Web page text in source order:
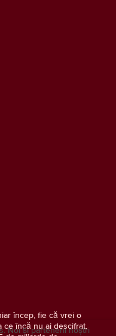
încep, fie că vrei o
ce încă nu ai descifrat.
Noi și partenerii noștri